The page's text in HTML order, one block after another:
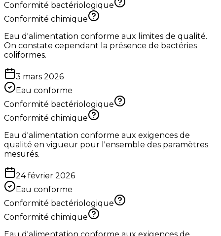
Conformité bactériologique
Conformité chimique
Eau d'alimentation conforme aux limites de qualité.
On constate cependant la présence de bactéries
coliformes.
3 mars 2026
Eau conforme
Conformité bactériologique
Conformité chimique
Eau d'alimentation conforme aux exigences de
qualité en vigueur pour l'ensemble des paramètres
mesurés.
24 février 2026
Eau conforme
Conformité bactériologique
Conformité chimique